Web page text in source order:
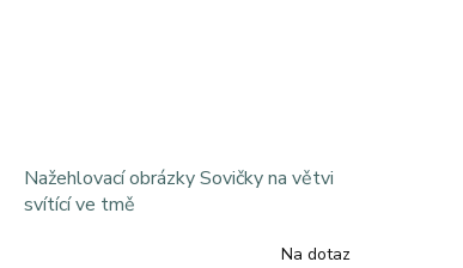
Nažehlovací obrázky Sovičky na větvi
svítící ve tmě
Na dotaz